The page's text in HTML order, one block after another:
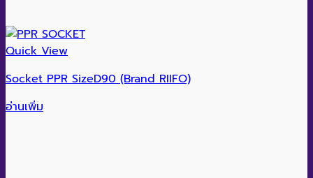
Quick View
Socket PPR SizeD90 (Brand RIIFO)
อ่านเพิ่ม